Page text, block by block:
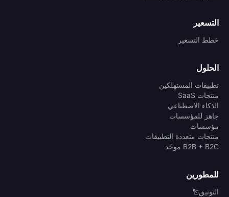
التسعير
خطط التسعير
الحلول
تطبيقات المستهلكين
منتجات SaaS
الذكاء الاصطناعي
جاهز للمؤسسات
مؤسسات
منتجات متعددة التطبيقات
B2B + B2C موحّد
للمطورين
التوثيق